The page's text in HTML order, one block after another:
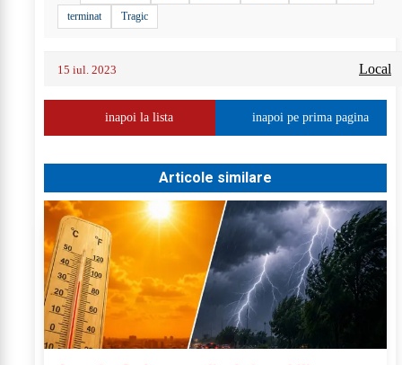
terminat
Tragic
15 iul. 2023 Local
inapoi la lista inapoi pe prima pagina
Articole similare